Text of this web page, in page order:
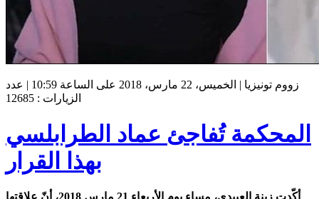
زووم تونيزيا | الخميس، 22 مارس، 2018 على الساعة 10:59 | عدد
الزيارات : 12685
المحكمة تُفاجئ عماد الطرابلسي
بهذا القرار